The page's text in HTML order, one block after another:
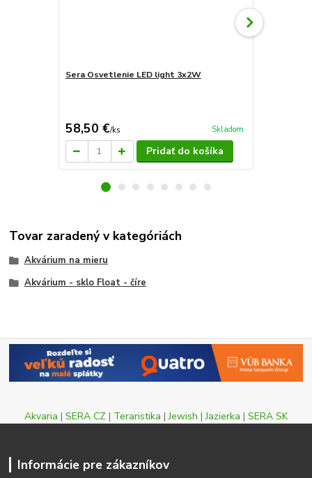
Sera Osvetlenie LED light 3x2W
58,50 €/ks Skladom
Pridať do košíka
Tovar zaradený v kategóriách
Akvárium na mieru
Akvárium - sklo Float - číre
Akvaria | SERA CZ | Teraristika |Jewish |Jazierka | SERA SK
Informácie pre zákazníkov